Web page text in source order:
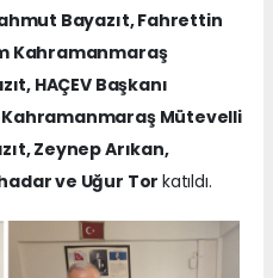
Bayazıt, Fahrettin
Kahramanmaraş
HAÇEV Başkanı
Mütevelli
Zeynep Arıkan,
ve Uğur Tor katıldı.